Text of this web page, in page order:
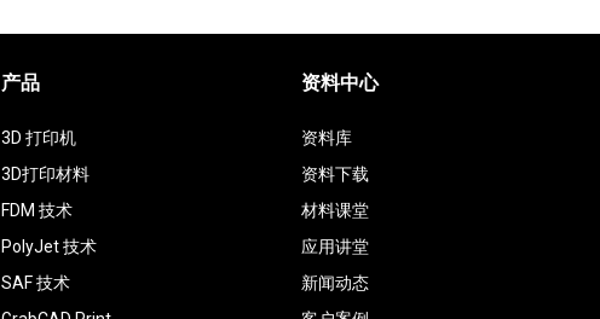
产品
3D 打印机
3D打印材料
FDM 技术
PolyJet 技术
SAF 技术
资料中心
资料库
资料下载
材料课堂
应用讲堂
新闻动态